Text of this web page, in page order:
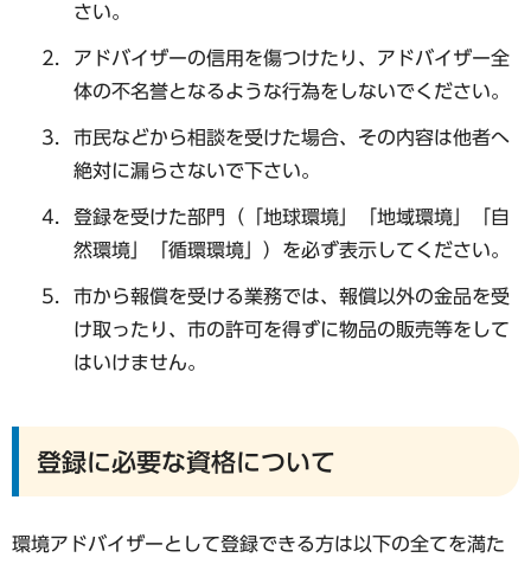
さい。
アドバイザーの信用を傷つけたり、アドバイザー全
体の不名誉となるような行為をしないでください。
市民などから相談を受けた場合、その内容は他者へ
絶対に漏らさないで下さい。
登録を受けた部門（「地球環境」「地域環境」「自
然環境」「循環環境」）を必ず表示してください。
市から報償を受ける業務では、報償以外の金品を受
け取ったり、市の許可を得ずに物品の販売等をして
はいけません。
登録に必要な資格について
環境アドバイザーとして登録できる方は以下の全てを満た